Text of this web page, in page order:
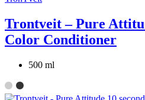
Trontveit – Pure
Color Conditioner
500 ml